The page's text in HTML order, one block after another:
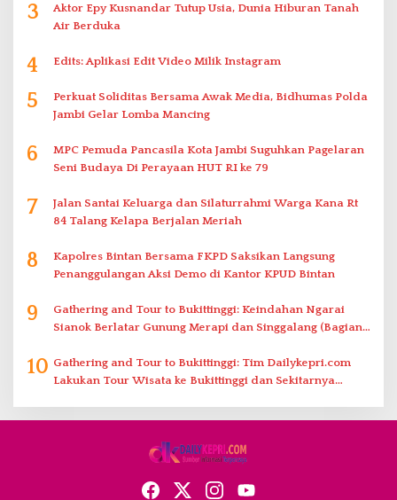
3
Aktor Epy Kusnandar Tutup Usia, Dunia Hiburan Tanah
Air Berduka
4 Edits: Aplikasi Edit Video Milik Instagram
5
Perkuat Soliditas Bersama Awak Media, Bidhumas Polda
Jambi Gelar Lomba Mancing
6
MPC Pemuda Pancasila Kota Jambi Suguhkan Pagelaran
Seni Budaya Di Perayaan HUT RI ke 79
7
Jalan Santai Keluarga dan Silaturrahmi Warga Kana Rt
84 Talang Kelapa Berjalan Meriah
8
Kapolres Bintan Bersama FKPD Saksikan Langsung
Penanggulangan Aksi Demo di Kantor KPUD Bintan
9
Gathering and Tour to Bukittinggi: Keindahan Ngarai
Sianok Berlatar Gunung Merapi dan Singgalang (Bagian
10 Gathering and Tour to Bukittinggi: Tim Dailykepri.com
Lakukan Tour Wisata ke Bukittinggi dan Sekitarnya